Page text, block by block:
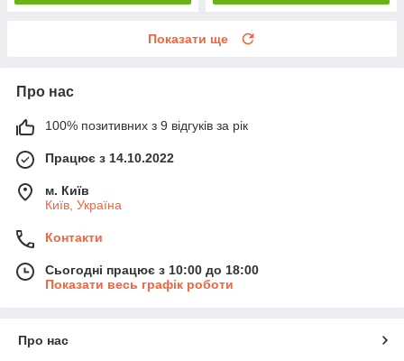
Показати ще
Про нас
100% позитивних з 9 відгуків за рік
Працює з 14.10.2022
м. Київ
Київ, Україна
Контакти
Сьогодні працює з 10:00 до 18:00
Показати весь графік роботи
Про нас